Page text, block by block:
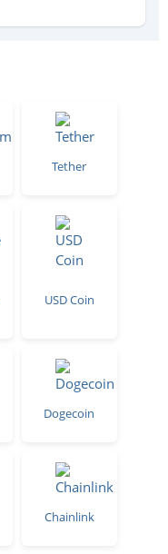
Tether
USD Coin
Dogecoin
Chainlink